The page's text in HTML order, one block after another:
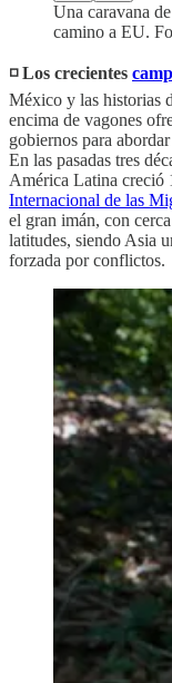
Una caravana
camino a EU.
◽️ Los crecientes
México y las historias
encima de vagones
gobiernos para
En las pasadas tres
América Latina creció
Internacional de las
el gran imán, con
latitudes, siendo Asia
forzada por conflictos.